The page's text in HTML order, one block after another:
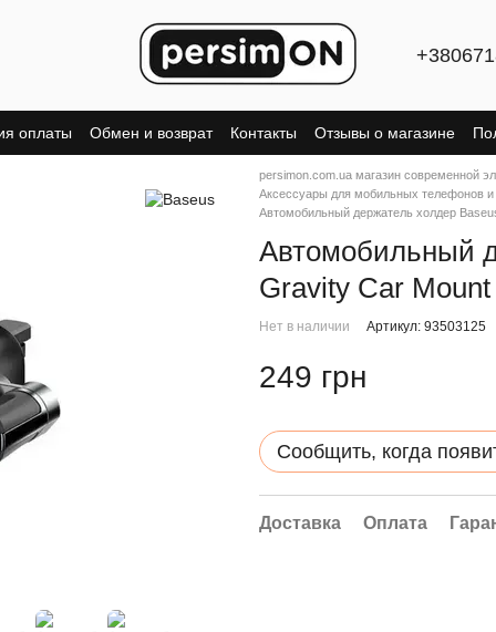
оплаты Обмен и возврат Контакты Отзывы о магазине
persimon.com.ua магазин современной
Аксессуары для мобильных телефонов
Автомобильный держатель холдер
Автомобильный
Gravity Car
Нет в наличии Артикул: 93503125
249 грн
Сообщить, когда
Доставка Оплата